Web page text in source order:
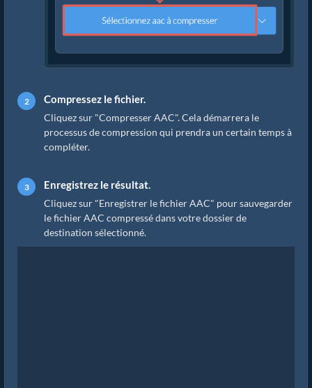
Compressez le fichier.
Cliquez sur "Compresser AAC". Cela démarrera le
processus de compression qui prendra un certain temps à
compléter.
Enregistrez le résultat.
Cliquez sur "Enregistrer le fichier AAC" pour sauvegarder
le fichier AAC compressé dans votre dossier de
destination sélectionné.